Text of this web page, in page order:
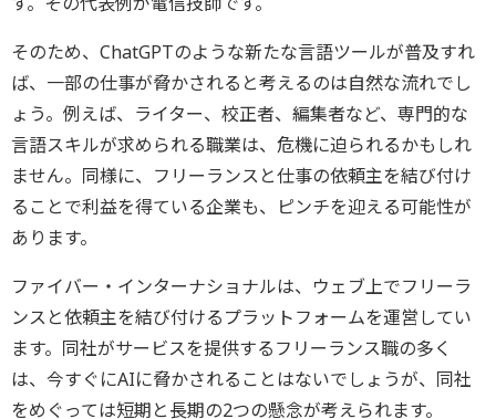
そのため、ChatGPTのような新たな言語ツールが普及すれ
ば、一部の仕事が脅かされると考えるのは自然な流れでし
ょう。例えば、ライター、校正者、編集者など、専門的な
言語スキルが求められる職業は、危機に迫られるかもしれ
ません。同様に、フリーランスと仕事の依頼主を結び付け
ることで利益を得ている企業も、ピンチを迎える可能性が
あります。
ファイバー・インターナショナルは、ウェブ上でフリーラ
ンスと依頼主を結び付けるプラットフォームを運営してい
ます。同社がサービスを提供するフリーランス職の多く
は、今すぐにAIに脅かされることはないでしょうが、同社
をめぐっては短期と長期の2つの懸念が考えられます。